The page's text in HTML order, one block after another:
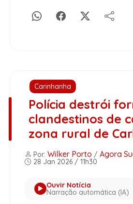
Carinhanha
Polícia destrói
clandestinos de
zona rural de
Por: Wilker Porto / Agora
28 Jan 2026 / 11h30
Ouvir Notícia
Narração automática (IA)